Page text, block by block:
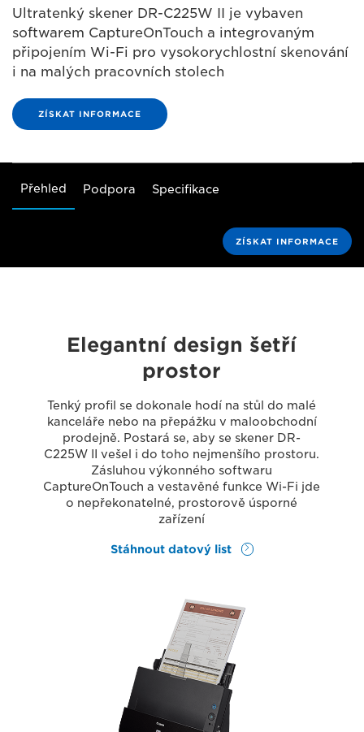
Ultratenký skener DR-C225W II je vybaven
softwarem CaptureOnTouch a integrovaným
připojením Wi-Fi pro vysokorychlostní skenování
i na malých pracovních stolech
ZÍSKAT INFORMACE
Přehled Podpora Specifikace
ZÍSKAT INFORMACE
Elegantní design šetří
prostor
Tenký profil se dokonale hodí na stůl do malé
kanceláře nebo na přepážku v maloobchodní
prodejně. Postará se, aby se skener DR-
C225W II vešel i do toho nejmenšího prostoru.
Zásluhou výkonného softwaru
CaptureOnTouch a vestavěné funkce Wi-Fi jde
o nepřekonatelné, prostorově úsporné
zařízení
Stáhnout datový list